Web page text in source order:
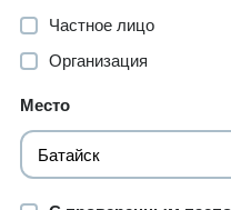
Частное лицо
Организация
Место